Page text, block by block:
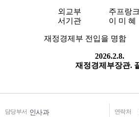
담당부서 인사과 연락처